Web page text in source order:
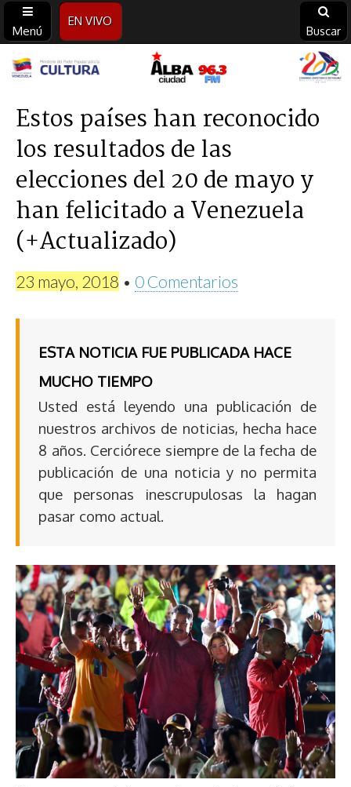
Menú
EN VIVO
Buscar
Alba
Ciudad
96.3
FM
Estos países han reconocido
los resultados de las
elecciones del 20 de mayo y
han felicitado a Venezuela
(+Actualizado)
23 mayo, 2018 • 0 Comentarios
ESTA NOTICIA FUE PUBLICADA HACE
MUCHO TIEMPO
Usted está leyendo una publicación de
nuestros archivos de noticias, hecha hace
8 años. Cerciórece siempre de la fecha de
publicación de una noticia y no permita
que personas inescrupulosas la hagan
pasar como actual.